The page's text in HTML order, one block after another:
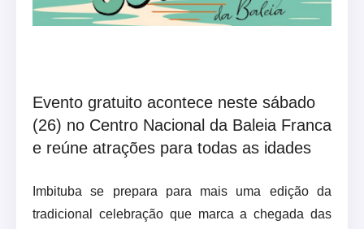
Evento gratuito acontece neste sábado
(26) no Centro Nacional da Baleia Franca
e reúne atrações para todas as idades
Imbituba se prepara para mais uma edição da
tradicional celebração que marca a chegada das